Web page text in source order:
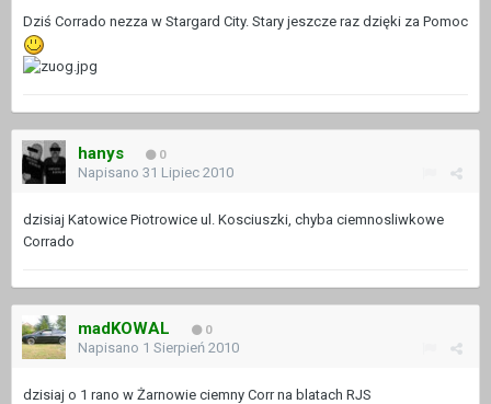
Dziś Corrado nezza w Stargard City. Stary jeszcze raz dzięki za Pomoc
hanys 0
Napisano 31 Lipiec 2010
dzisiaj Katowice Piotrowice ul. Kosciuszki, chyba ciemnosliwkowe
Corrado
madKOWAL 0
Napisano 1 Sierpień 2010
dzisiaj o 1 rano w Żarnowie ciemny Corr na blatach RJS